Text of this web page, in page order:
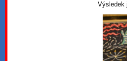
Výsledek